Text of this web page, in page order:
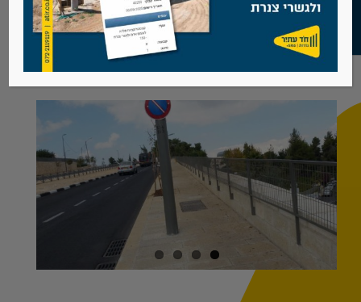
גדר דגם בז, עין כרם, ירושלים
Larger
Image